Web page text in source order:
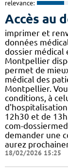
relevance:
Accès au
imprimer et
données
dossier médical
Montpellier
permet de
médical des
Montpellier.
conditions, à
d'hospitalisation
12h30 et de
com-
demander une
aurez
18/02/2026 15:25